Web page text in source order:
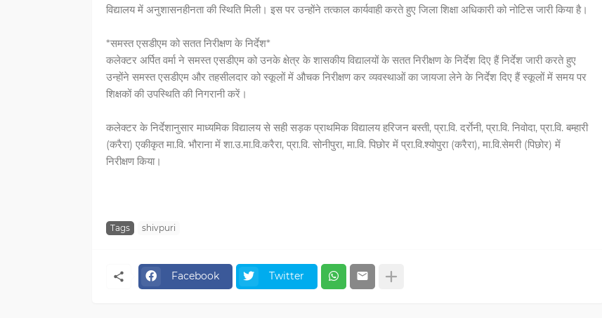
विद्यालय में अनुशासनहीनता की स्थिति मिली। इस पर उन्होंने तत्काल कार्यवाही करते हुए जिला शिक्षा अधिकारी को नोटिस जारी किया है।
*समस्त एसडीएम को सतत निरीक्षण के निर्देश*
कलेक्टर अर्पित वर्मा ने समस्त एसडीएम को उनके क्षेत्र के शासकीय विद्यालयों के सतत निरीक्षण के निर्देश दिए हैं निर्देश जारी करते हुए
उन्होंने समस्त एसडीएम और तहसीलदार को स्कूलों में औचक निरीक्षण कर व्यवस्थाओं का जायजा लेने के निर्देश दिए हैं स्कूलों में समय पर
शिक्षकों की उपस्थिति की निगरानी करें।
कलेक्टर के निर्देशानुसार माध्यमिक विद्यालय से सही सड़क प्राथमिक विद्यालय हरिजन बस्ती, प्रा.वि. दर्राेनी, प्रा.वि. निवोदा, प्रा.वि. बम्हारी
(करैरा) एकीकृत मा.वि. भौराना में शा.उ.मा.वि.करैरा, प्रा.वि. सोनीपुरा, मा.वि. पिछोर में प्रा.वि.श्योपुरा (करैरा), मा.वि.सेमरी (पिछोर) में
निरीक्षण किया।
Tags shivpuri
Facebook Twitter